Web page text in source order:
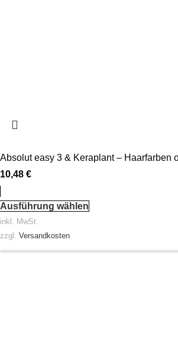
Absolut easy 3 & Keraplant – Haarfarben
10,48 €
Ausführung wählen
inkl. MwSt.
zzgl. Versandkosten